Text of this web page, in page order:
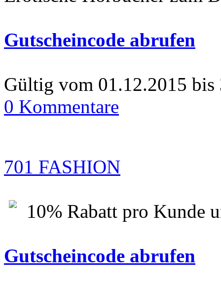
Gutscheincode abrufen
Gültig vom 01.12.2015 bis
0 Kommentare
701 FASHION
10% Rabatt pro Kunde
Gutscheincode abrufen